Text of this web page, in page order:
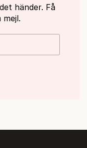
händer. Få